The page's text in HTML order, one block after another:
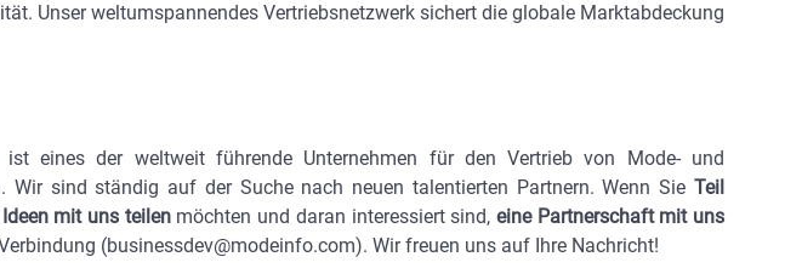
Unser weltumspannendes Vertriebsnetzwerk sichert die globale Marktabdeckung
ist eines der weltweit führende Unternehmen für den Vertrieb von Mode- und
Wir sind ständig auf der Suche nach neuen talentierten Partnern.Wenn SieTeil
mit uns teilenmöchten und daran interessiert sind, eine Partnerschaft mit uns
(businessdev@modeinfo.com). Wir freuen uns auf Ihre Nachricht!